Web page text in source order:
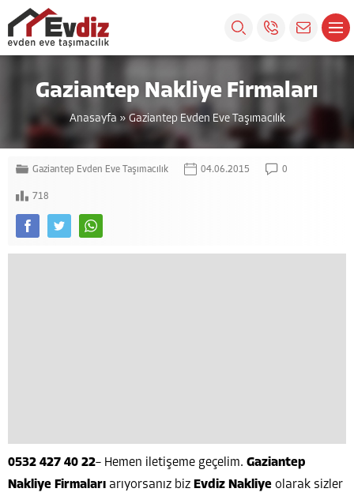
Gaziantep Nakliye Firmaları
Anasayfa » Gaziantep Evden Eve Taşımacılık
Gaziantep Evden Eve Taşımacılık 04.06.2015 0
718
0532 427 40 22– Hemen iletişeme geçelim. Gaziantep
Nakliye Firmaları arıyorsanız biz Evdiz Nakliye olarak sizler